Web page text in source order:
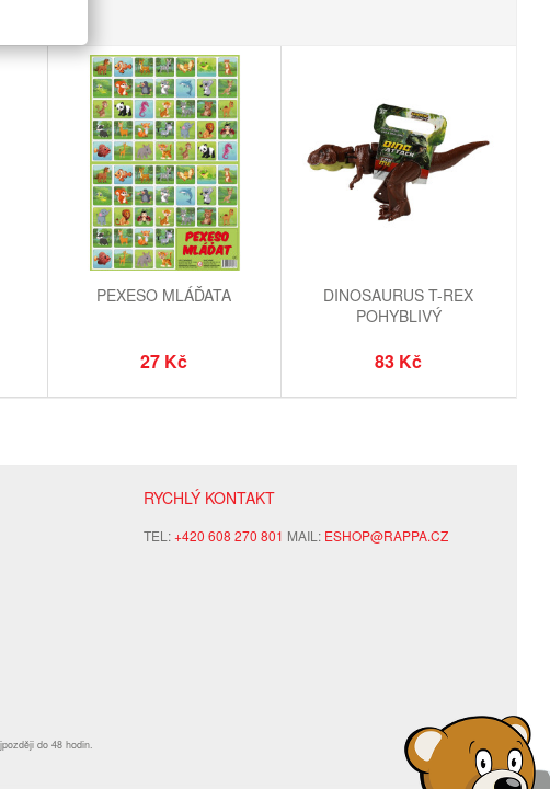
PEXESO MLÁĎATA
27 Kč
DINOSAURUS T-REX
POHYBLIVÝ
83 Kč
RYCHLÝ KONTAKT
TEL:+420 608 270 801 MAIL: ESHOP@RAPPA.CZ
do 48 hodin.